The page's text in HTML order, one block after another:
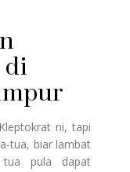
di
ni, tapi
tua, biar lambat
pula dapat